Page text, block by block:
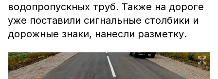
водопропускных труб. Также на дороге
уже поставили сигнальные столбики и
дорожные знаки, нанесли разметку.